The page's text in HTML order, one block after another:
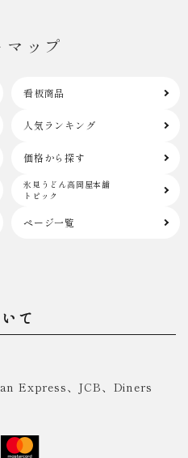
マップ
看板商品
人気ランキング
価格から探す
氷見うどん高岡屋本舗
トピック
ページ一覧
て
Express、JCB、Diners